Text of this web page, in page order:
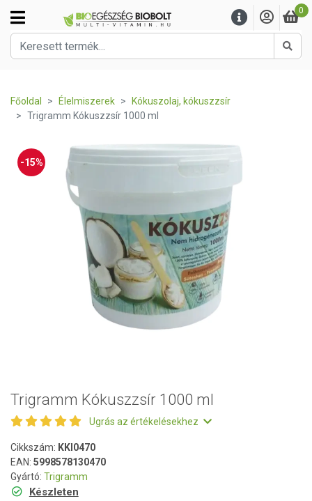
0
Főoldal Élelmiszerek
Kókuszolaj, kókuszzsír
Trigramm Kókuszzsír 1000 ml
-15%
Trigramm Kókuszzsír 1000 ml
Ugrás az értékelésekhez
Cikkszám: KKI0470
EAN: 5998578130470
Gyártó: Trigramm
Készleten